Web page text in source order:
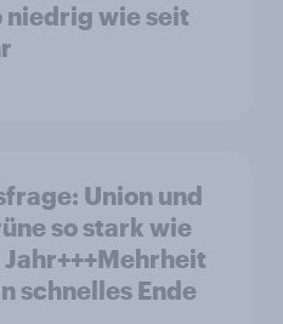
niedrig wie seit
Union und
so stark wie
schnelles Ende